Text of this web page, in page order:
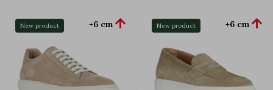
New product +6 cm  New product +6 cm 